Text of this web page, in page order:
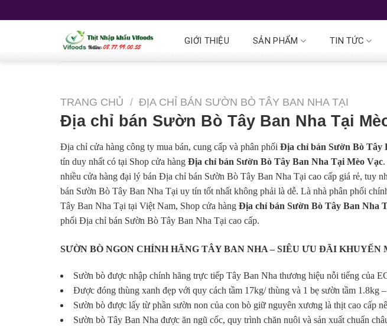
GIỚI THIỆU SẢN PHẨM TIN TỨC
TRANG CHỦ / ĐỊA CHỈ BÁN SƯỜN BÒ TÂY BAN NHA TẠI
Địa chỉ bán Sườn Bò Tây Ban Nha Tại
Địa chỉ cửa hàng công ty mua bán, cung cấp và phân phối Địa chỉ bán Sườn Bò Tây
tín duy nhất có tại Shop cửa hàng Địa chỉ bán Sườn Bò Tây Ban Nha Tại Mèo Vạc
nhiều cửa hàng đại lý bán Địa chỉ bán Sườn Bò Tây Ban Nha Tại cao cấp giá rẻ, tuy
bán Sườn Bò Tây Ban Nha Tại uy tín tốt nhất không phải là dễ. Là nhà phân phối
Tây Ban Nha Tại tại Việt Nam, Shop cửa hàng Địa chỉ bán Sườn Bò Tây Ban Nha
phối Địa chỉ bán Sườn Bò Tây Ban Nha Tại cao cấp.
SƯỜN BÒ NGON CHÍNH HÃNG TÂY BAN NHA – SIÊU ƯU ĐÃI KHUYẾN
Sườn bò được nhập chính hãng trực tiếp Tây Ban Nha thương hiệu nỗi tiếng của
Được đóng thùng xanh đẹp với quy cách tầm 17kg/ thùng và 1 bẹ sườn tầm 1.8kg
Sườn bò được lấy từ phần sườn non của con bò giữ nguyên xương là thịt cao cấp
Sườn bò Tây Ban Nha được ăn ngũ cốc, quy trình chăn nuôi và sản xuất chuẩn